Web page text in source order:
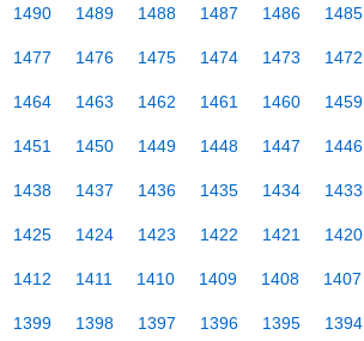
1490 1489 1488 1487 1486 1485
1477 1476 1475 1474 1473 1472
1464 1463 1462 1461 1460 1459
1451 1450 1449 1448 1447 1446
1438 1437 1436 1435 1434 1433
1425 1424 1423 1422 1421 1420
1412 1411 1410 1409 1408 1407
1399 1398 1397 1396 1395 1394